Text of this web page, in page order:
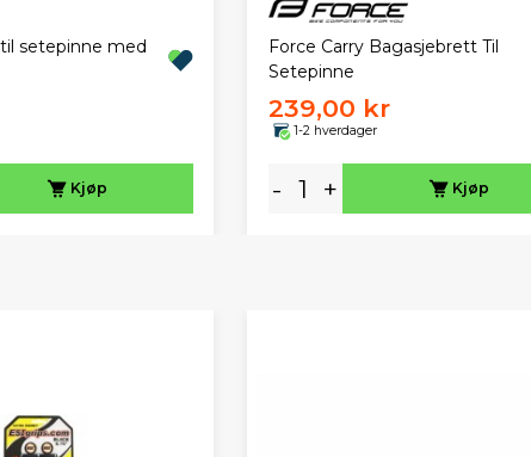
setepinne med
Kjøp
Force Carry Bagasjebrett Til
Setepinne
239,00 kr
1-2 hverdager
- + Kjøp